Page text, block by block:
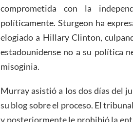
comprometida con la
políticamente. Sturgeon ha
elogiado a Hillary Clinton,
estadounidense no a su política
misoginia.
Murray asistió a los dos días del
su blog sobre el proceso. El
y posteriormente le prohibió la